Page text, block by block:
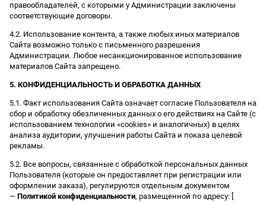
правообладателей, с которыми у Администрации заключены
соответствующие договоры.
4.2. Использование контента, а также любых иных материалов
Сайта возможно только с письменного разрешения
Администрации. Любое несанкционированное использование
материалов Сайта запрещено.
5. КОНФИДЕНЦИАЛЬНОСТЬ И ОБРАБОТКА ДАННЫХ
5.1. Факт использования Сайта означает согласие Пользователя на
сбор и обработку обезличенных данных о его действиях на Сайте (с
использованием технологии «cookies» и аналогичных) в целях
анализа аудитории, улучшения работы Сайта и показа целевой
рекламы.
5.2. Все вопросы, связанные с обработкой персональных данных
Пользователя (которые он предоставляет при регистрации или
оформлении заказа), регулируются отдельным документом
— Политикой конфиденциальности, размещенной по адресу: [